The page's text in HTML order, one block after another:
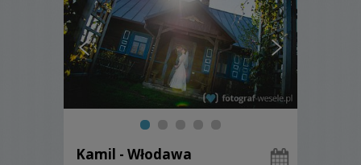
Kamil - Włodawa